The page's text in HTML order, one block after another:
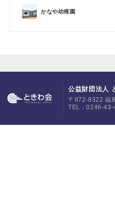
かなや幼稚園
公益財団法人
〒972-8322 福
TEL：0246-